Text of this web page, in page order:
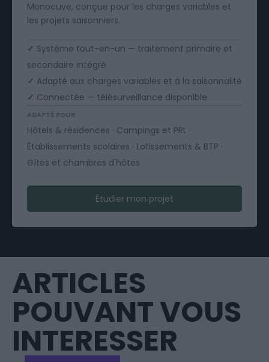
Monocuve, conçue pour les charges variables et
les projets saisonniers.
✓ Système tout-en-un — traitement primaire et
secondaire intégré
✓ Adapté aux charges variables et à la saisonnalité
✓ Connectée — télésurveillance disponible
ADAPTÉ POUR
Hôtels & résidences · Campings et PRL ·
Établissements scolaires · Lotissements & BTP ·
Gîtes et chambres d'hôtes
Étudier mon projet
ARTICLES
POUVANT VOUS
INTERESSER